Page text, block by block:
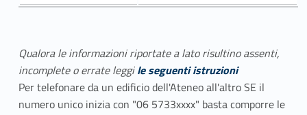
Qualora le informazioni riportate a lato risultino assenti,
incomplete o errate leggile seguenti istruzioni
Per telefonare da un edificio dell'Ateneo all'altro SE il
numero unico inizia con "06 5733xxxx" basta comporre le